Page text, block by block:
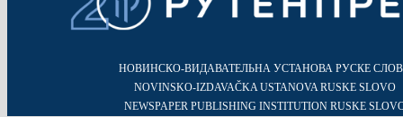
НОВИНСКО-ВИДАВАТЕЛЬНА УСТАНОВА РУСКЕ
NOVINSKO-IZDAVAČKA USTANOVA RUSKE SLOVO
NEWSPAPER PUBLISHING INSTITUTION RUSKE